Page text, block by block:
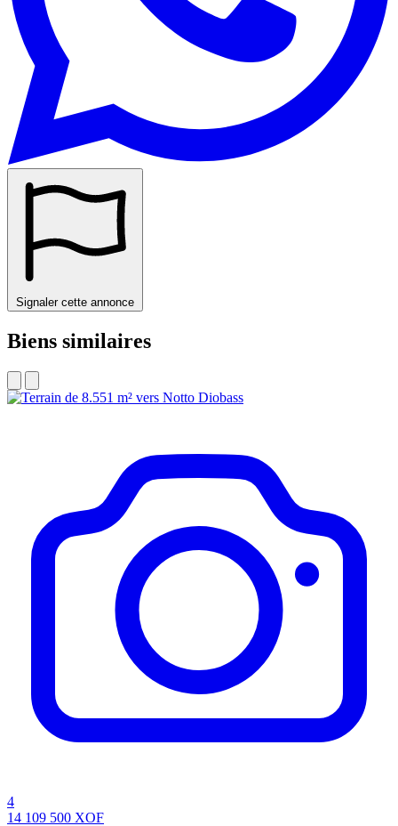
Signaler cette annonce
Biens similaires
4
14 109 500 XOF